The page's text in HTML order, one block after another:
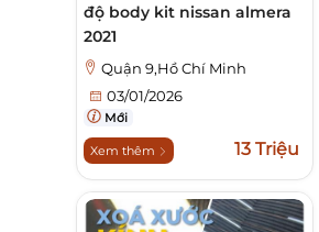
độ body kit nissan almera
2021
Quận 9,Hồ Chí Minh
03/01/2026
Mới
Xem thêm 13 Triệu